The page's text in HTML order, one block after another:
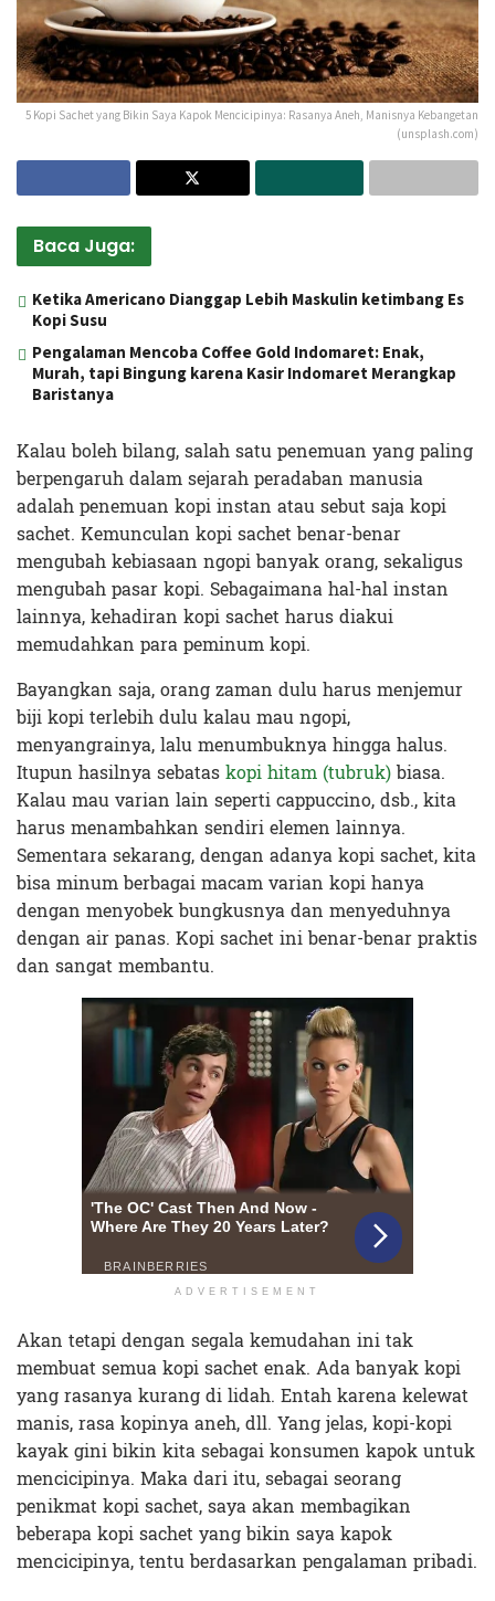
5 Kopi Sachet yang Bikin Saya Kapok Mencicipinya: Rasanya Aneh, Manisnya Kebangetan
(unsplash.com)
Baca Juga:
Ketika Americano Dianggap Lebih Maskulin ketimbang Es
Kopi Susu
Pengalaman Mencoba Coffee Gold Indomaret: Enak,
Murah, tapi Bingung karena Kasir Indomaret Merangkap
Baristanya
Kalau boleh bilang, salah satu penemuan yang paling
berpengaruh dalam sejarah peradaban manusia
adalah penemuan kopi instan atau sebut saja kopi
sachet. Kemunculan kopi sachet benar-benar
mengubah kebiasaan ngopi banyak orang, sekaligus
mengubah pasar kopi. Sebagaimana hal-hal instan
lainnya, kehadiran kopi sachet harus diakui
memudahkan para peminum kopi.
Bayangkan saja, orang zaman dulu harus menjemur
biji kopi terlebih dulu kalau mau ngopi,
menyangrainya, lalu menumbuknya hingga halus.
Itupun hasilnya sebataskopi hitam (tubruk)biasa.
Kalau mau varian lain seperti cappuccino, dsb., kita
harus menambahkan sendiri elemen lainnya.
Sementara sekarang, dengan adanya kopi sachet, kita
bisa minum berbagai macam varian kopi hanya
dengan menyobek bungkusnya dan menyeduhnya
dengan air panas. Kopi sachet ini benar-benar praktis
dan sangat membantu.
ADVERTISEMENT
Akan tetapi dengan segala kemudahan ini tak
membuat semua kopi sachet enak. Ada banyak kopi
yang rasanya kurang di lidah. Entah karena kelewat
manis, rasa kopinya aneh, dll. Yang jelas, kopi-kopi
kayak gini bikin kita sebagai konsumen kapok untuk
mencicipinya. Maka dari itu, sebagai seorang
penikmat kopi sachet, saya akan membagikan
beberapa kopi sachet yang bikin saya kapok
mencicipinya, tentu berdasarkan pengalaman pribadi.